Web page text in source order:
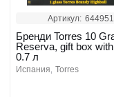
Артикул: 644951
Бренди Torres 10
Reserva, gift box
0.7 л
испания torres